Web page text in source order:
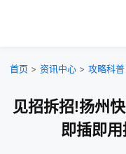
首页 > 资讯中心 > 攻略科普
见招拆招!扬州
即插即